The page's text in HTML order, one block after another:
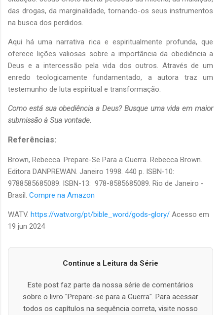
das drogas, da marginalidade, tornando-os seus instrumentos
na busca dos perdidos.
Aqui há uma narrativa rica e espiritualmente profunda, que
oferece lições valiosas sobre a importância da obediência a
Deus e a intercessão pela vida dos outros. Através de um
enredo teologicamente fundamentado, a autora traz um
testemunho de luta espiritual e transformação.
Como está sua obediência a Deus? Busque uma vida em maior
submissão à Sua vontade.
Referências:
Brown, Rebecca. Prepare-Se Para a Guerra. Rebecca Brown.
Editora DANPREWAN. Janeiro 1998. 440 p. ISBN-10: ‎
9788585685089. ISBN-13: ‎ 978-8585685089. Rio de Janeiro -
Brasil. Compre na Amazon
WATV. https://watv.org/pt/bible_word/gods-glory/ Acesso em
19 jun 2024
Continue a Leitura da Série
Este post faz parte da nossa série de comentários
sobre o livro "Prepare-se para a Guerra". Para acessar
todos os capítulos na sequência correta, visite nosso